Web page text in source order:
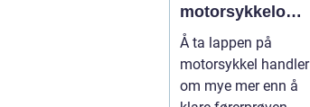
motorsykkelopp
læringen
Å ta lappen på
motorsykkel handler
om mye mer enn å